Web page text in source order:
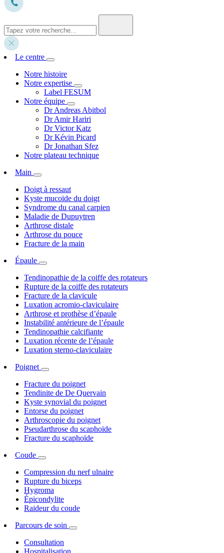
Le centre
Notre histoire
Notre expertise
Label FESUM
Notre équipe
Dr Andreas Abitbol
Dr Amir Hariri
Dr Victor Katz
Dr Kévin Picard
Dr Jonathan Sfez
Notre plateau technique
Main
Doigt à ressaut
Kyste mucoïde du doigt
Syndrome du canal carpien
Maladie de Dupuytren
Arthrose distale
Arthrose du pouce
Fracture de la main
Épaule
Tendinopathie de la coiffe des rotateurs
Rupture de la coiffe des rotateurs
Fracture de la clavicule
Luxation acromio-claviculaire
Arthrose et prothèse d’épaule
Instabilité antérieure de l’épaule
Tendinopathie calcifiante
Luxation récente de l’épaule
Luxation sterno-claviculaire
Poignet
Fracture du poignet
Tendinite de De Quervain
Kyste synovial du poignet
Entorse du poignet
Arthroscopie du poignet
Pseudarthrose du scaphoïde
Fracture du scaphoïde
Coude
Compression du nerf ulnaire
Rupture du biceps
Hygroma
Épicondylite
Raideur du coude
Parcours de soin
Consultation
Hospitalisation